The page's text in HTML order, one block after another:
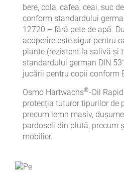
bere, cola, cafea, ceai, suc
conform standardului
12720 – fără pete de apă.
acoperire este sigur pentru
plante (rezistent la salivă și
standardului german DIN
jucării pentru copii conform
Osmo Hartwachs®-Oil
protecția tuturor tipurilor de
precum lemn masiv,
pardoseli din plută, precum
mobilier.